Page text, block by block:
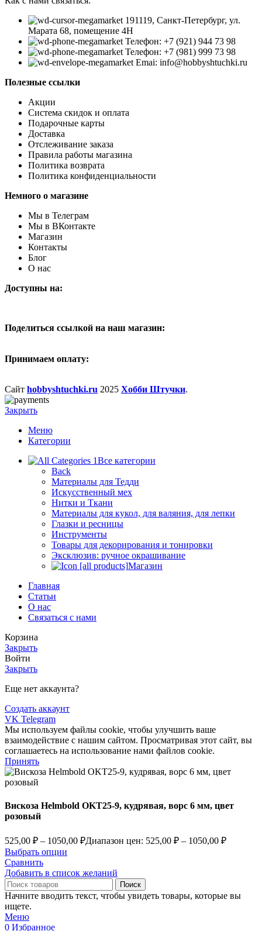
191119, Санкт-Петербург, ул.
Марата 68, помещение 4Н
Телефон: +7 (921) 944 73 98
Телефон: +7 (981) 999 73 98
Emai: info@hobbyshtuchki.ru
Полезные ссылки
Акции
Система скидок и оплата
Подарочные карты
Доставка
Отслеживание заказа
Правила работы магазина
Политика возврата
Политика конфиденциальности
Немного о магазине
Мы в Телеграм
Мы в ВКонтакте
Магазин
Контакты
Блог
О нас
Доступны на:
Поделиться ссылкой на наш магазин:
Принимаем оплату:
Сайт hobbyshtuchki.ru 2025 Хобби Штучки.
Закрыть
Меню
Категории
Все категории
Back
Материалы для Тедди
Искусственный мех
Нитки и Ткани
Материалы для кукол, для валяния, для лепки
Глазки и ресницы
Инструменты
Товары для декорирования и тонировки
Эксклюзив: ручное окрашивание
Магазин
Главная
Статьи
О нас
Связаться с нами
Корзина
Закрыть
Войти
Закрыть
Еще нет аккаунта?
Создать аккаунт
VK Telegram
Мы используем файлы cookie, чтобы улучшить ваше
взаимодействие с нашим сайтом. Просматривая этот сайт, вы
соглашаетесь на использование нами файлов cookie.
Принять
Вискоза Helmbold OKT25-9, кудрявая, ворс 6 мм, цвет
розовый
525,00 ₽ – 1050,00 ₽Диапазон цен: 525,00 ₽ – 1050,00 ₽
Выбрать опции
Сравнить
Добавить в список желаний
Поиск
Начните вводить текст, чтобы увидеть товары, которые вы
ищете.
Меню
0 Избранное